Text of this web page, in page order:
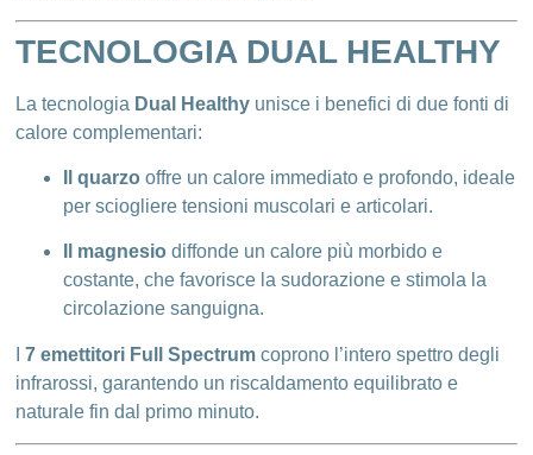
TECNOLOGIA DUAL HEALTHY
La tecnologia Dual Healthy unisce i benefici di due fonti di
calore complementari:
Il quarzo offre un calore immediato e profondo, ideale
per sciogliere tensioni muscolari e articolari.
Il magnesio diffonde un calore più morbido e
costante, che favorisce la sudorazione e stimola la
circolazione sanguigna.
I7 emettitori Full Spectrum coprono l’intero spettro degli
infrarossi, garantendo un riscaldamento equilibrato e
naturale fin dal primo minuto.